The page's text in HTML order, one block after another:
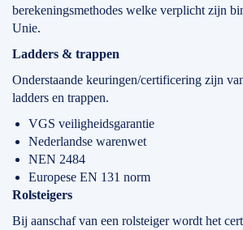
berekeningsmethodes welke verplicht zijn
Unie.
Ladders & trappen
Onderstaande keuringen/certificering zijn
ladders en trappen.
VGS veiligheidsgarantie
Nederlandse warenwet
NEN 2484
Europese EN 131 norm
Rolsteigers
Bij aanschaf van een rolsteiger wordt het